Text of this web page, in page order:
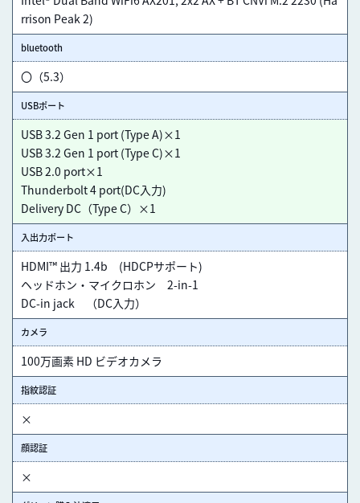
rrison Peak 2)
bluetooth
〇（5.3）
USBポート
USB 3.2 Gen 1 port (Type A)×1
USB 3.2 Gen 1 port (Type C)×1
USB 2.0 port×1
Thunderbolt 4 port(DC入力)
Delivery DC（Type C）×1
入出力ポート
HDMI™ 出力 1.4b (HDCPサポート)
ヘッドホン・マイクロホン 2-in-1
DC-in jack （DC入力）
カメラ
100万画素 HD ビデオカメラ
指紋認証
×
顔認証
×